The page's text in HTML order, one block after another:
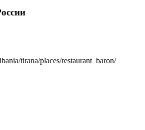
tirana/places/restaurant_baron/